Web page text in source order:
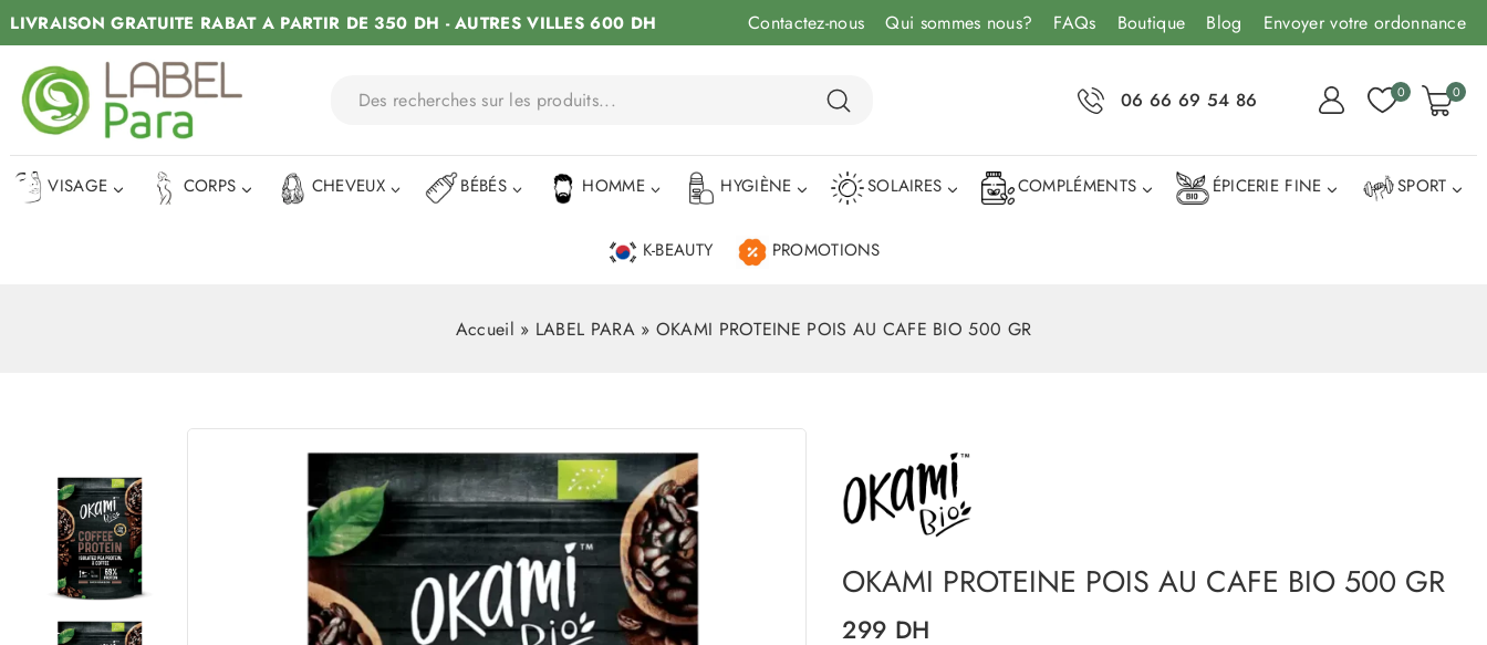
LIVRAISON GRATUITE RABAT A PARTIR DE 350 DH - AUTRES VILLES 600 DH Contactez-nous Qui sommes nous? FAQs Boutique Blog Envoyer votre ordonnance
06 66 69 54 86 0 0
VISAGE CORPS CHEVEUX BÉBÉS HOMME HYGIÈNE SOLAIRES COMPLÉMENTS ÉPICERIE FINE SPORT
K-BEAUTY PROMOTIONS
Accueil » LABEL PARA» OKAMI PROTEINE POIS AU CAFE BIO 500 GR
OKAMI PROTEINE POIS AU CAFE BIO 500 GR
299 DH